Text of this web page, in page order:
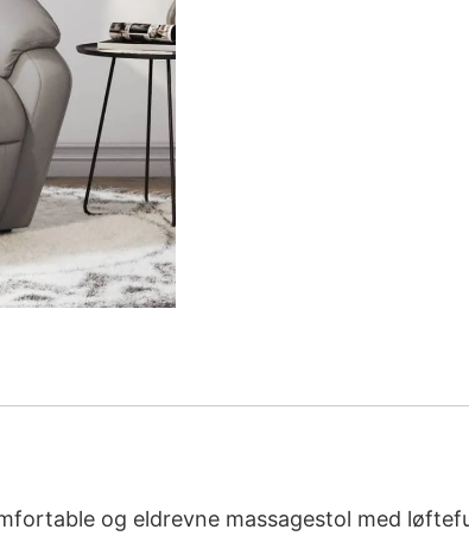
og eldrevne massagestol med